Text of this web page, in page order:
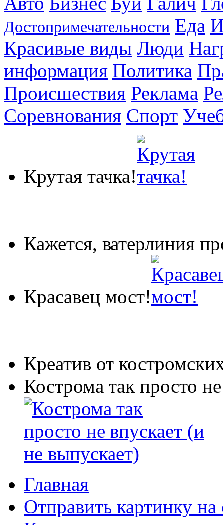
Достопримечательности Еда
Красивые виды Люди
информация Политика
Происшествия Реклама
Соревнования Спорт
Крутая тачка!
Кажется, ватерлиния
Красавец мост!
Креатив от
Кострома так просто
Главная
Отправить картинку на